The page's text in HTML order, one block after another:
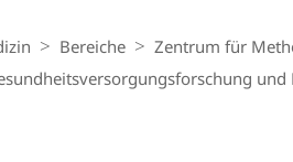
Bereiche
Zentrum für
und